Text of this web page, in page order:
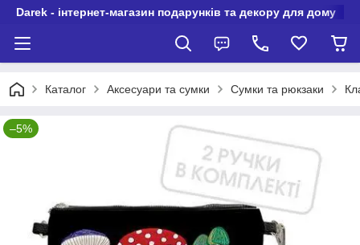
Darek - інтернет-магазин подарунків та декору для дому
Каталог Аксесуари та сумки Сумки та рюкзаки
–5%